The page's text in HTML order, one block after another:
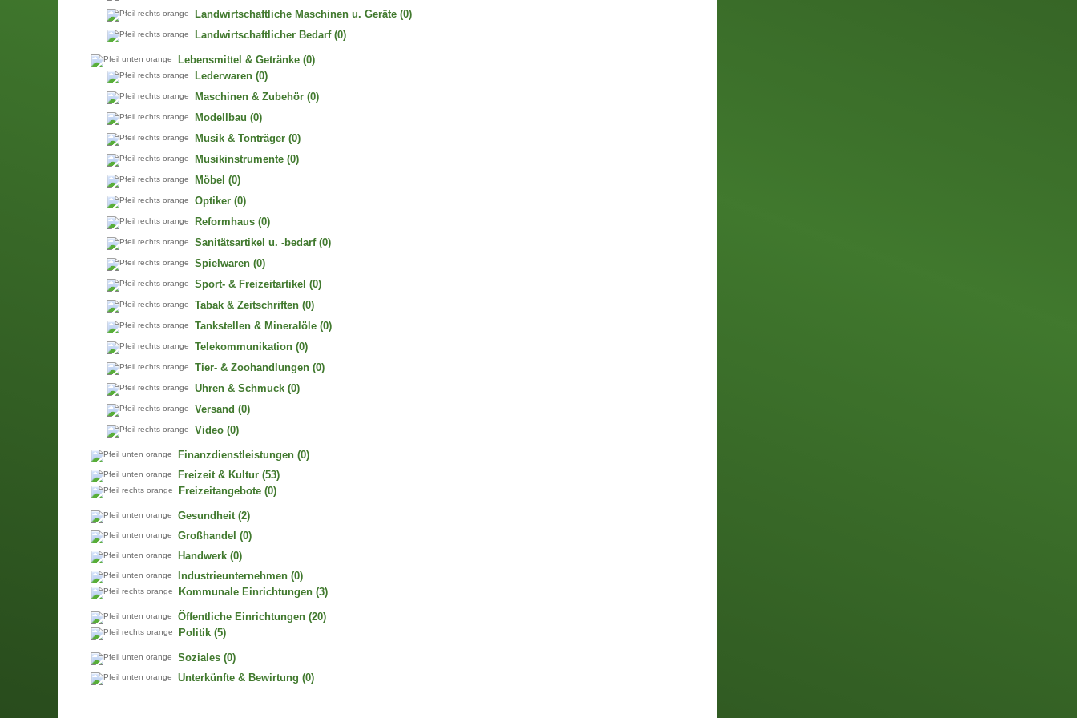
Landwirtschaftliche Maschinen u. Geräte (0)
Landwirtschaftlicher Bedarf (0)
Lebensmittel & Getränke (0)
Lederwaren (0)
Maschinen & Zubehör (0)
Modellbau (0)
Musik & Tonträger (0)
Musikinstrumente (0)
Möbel (0)
Optiker (0)
Reformhaus (0)
Sanitätsartikel u. -bedarf (0)
Spielwaren (0)
Sport- & Freizeitartikel (0)
Tabak & Zeitschriften (0)
Tankstellen & Mineralöle (0)
Telekommunikation (0)
Tier- & Zoohandlungen (0)
Uhren & Schmuck (0)
Versand (0)
Video (0)
Finanzdienstleistungen (0)
Freizeit & Kultur (53)
Freizeitangebote (0)
Gesundheit (2)
Großhandel (0)
Handwerk (0)
Industrieunternehmen (0)
Kommunale Einrichtungen (3)
Öffentliche Einrichtungen (20)
Politik (5)
Soziales (0)
Unterkünfte & Bewirtung (0)